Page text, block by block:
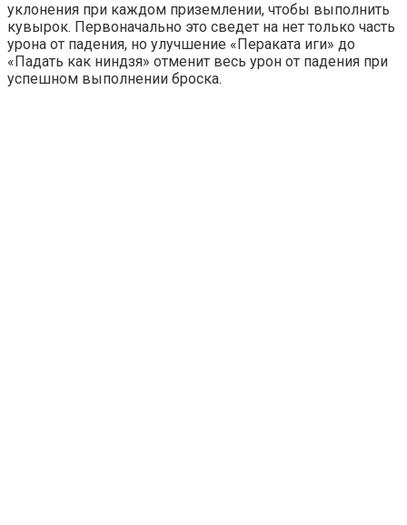
уклонения при каждом приземлении, чтобы выполнить
кувырок. Первоначально это сведет на нет только часть
урона от падения, но улучшение «Пераката иги» до
«Падать как ниндзя» отменит весь урон от падения при
успешном выполнении броска.